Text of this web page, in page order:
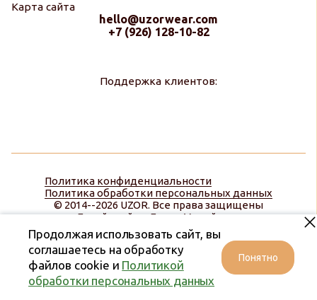
Карта сайта
hello@uzorwear.com
+7 (926) 128-10-82
Поддержка клиентов:
Политика конфиденциальности
Политика обработки персональных данных
© 2014--2026 UZOR. Все права защищены
Дизайн сайта:Диана Меняйлова
Продолжая использовать сайт, вы
соглашаетесь на обработку
файлов cookie и Политикой
обработки персональных данных
Понятно